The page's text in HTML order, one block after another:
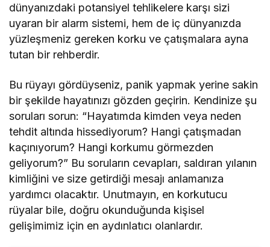
dünyanızdaki potansiyel tehlikelere karşı sizi
uyaran bir alarm sistemi, hem de iç dünyanızda
yüzleşmeniz gereken korku ve çatışmalara ayna
tutan bir rehberdir.
Bu rüyayı gördüyseniz, panik yapmak yerine sakin
bir şekilde hayatınızı gözden geçirin. Kendinize şu
soruları sorun: “Hayatımda kimden veya neden
tehdit altında hissediyorum? Hangi çatışmadan
kaçınıyorum? Hangi korkumu görmezden
geliyorum?” Bu soruların cevapları, saldıran yılanın
kimliğini ve size getirdiği mesajı anlamanıza
yardımcı olacaktır. Unutmayın, en korkutucu
rüyalar bile, doğru okunduğunda kişisel
gelişimimiz için en aydınlatıcı olanlardır.